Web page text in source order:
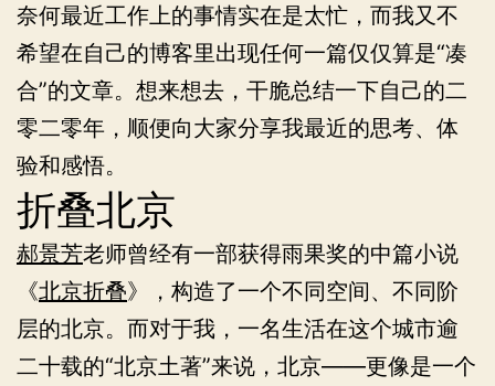
奈何最近工作上的事情实在是太忙，而我又不
希望在自己的博客里出现任何一篇仅仅算是“凑
合”的文章。想来想去，干脆总结一下自己的二
零二零年，顺便向大家分享我最近的思考、体
验和感悟。
折叠北京
郝景芳老师曾经有一部获得雨果奖的中篇小说
《北京折叠》，构造了一个不同空间、不同阶
层的北京。而对于我，一名生活在这个城市逾
二十载的“北京土著”来说，北京——更像是一个